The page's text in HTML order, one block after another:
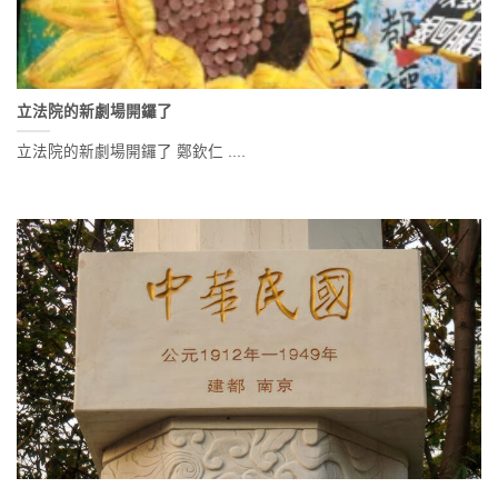
立法院的新劇場開鑼了
立法院的新劇場開鑼了 鄭欽仁 ....